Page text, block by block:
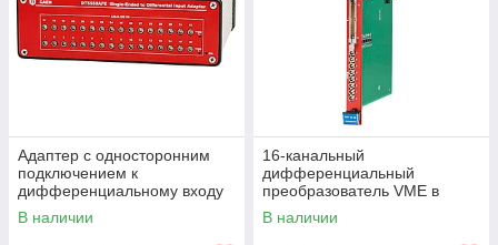
Адаптер с односторонним
подключением к
дифференциальному входу
для DT5550
В наличии
16-канальный
дифференциальный
преобразователь VME в
несимметричный сигнал
V1250
В наличии